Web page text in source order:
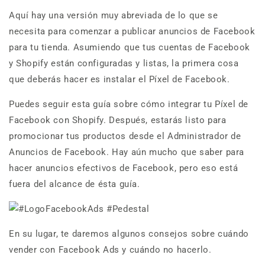
Aquí hay una versión muy abreviada de lo que se
necesita para comenzar a publicar anuncios de Facebook
para tu tienda. Asumiendo que tus cuentas de Facebook
y Shopify están configuradas y listas, la primera cosa
que deberás hacer es instalar el Píxel de Facebook.
Puedes seguir esta guía sobre cómo integrar tu Píxel de
Facebook con Shopify. Después, estarás listo para
promocionar tus productos desde el Administrador de
Anuncios de Facebook. Hay aún mucho que saber para
hacer anuncios efectivos de Facebook, pero eso está
fuera del alcance de ésta guía.
En su lugar, te daremos algunos consejos sobre cuándo
vender con Facebook Ads y cuándo no hacerlo.